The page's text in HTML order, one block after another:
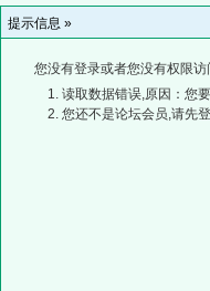
提示信息 »
您没有登录或者您没有权限
读取数据错误,原因：您
您还不是论坛会员,请先